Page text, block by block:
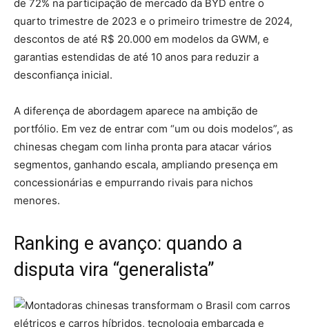
de 72% na participação de mercado da BYD entre o
quarto trimestre de 2023 e o primeiro trimestre de 2024,
descontos de até R$ 20.000 em modelos da GWM, e
garantias estendidas de até 10 anos para reduzir a
desconfiança inicial.
A diferença de abordagem aparece na ambição de
portfólio. Em vez de entrar com “um ou dois modelos”, as
chinesas chegam com linha pronta para atacar vários
segmentos, ganhando escala, ampliando presença em
concessionárias e empurrando rivais para nichos
menores.
Ranking e avanço: quando a
disputa vira “generalista”